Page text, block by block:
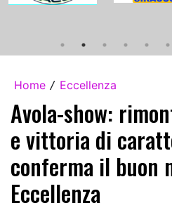
Home / Eccellenza
Avola-show:
e vittoria di
conferma il buon
Eccellenza